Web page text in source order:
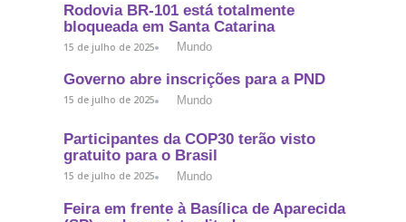
Rodovia BR-101 está totalmente
bloqueada em Santa Catarina
15 de julho de 2025 Mundo
Governo abre inscrições para a PND
15 de julho de 2025 Mundo
Participantes da COP30 terão visto
gratuito para o Brasil
15 de julho de 2025 Mundo
Feira em frente à Basílica de Aparecida